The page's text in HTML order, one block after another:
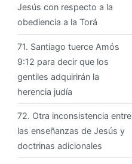
Jesús con respecto a la
obediencia a la Torá
71. Santiago tuerce Amós
9:12 para decir que los
gentiles adquirirán la
herencia judía
72. Otra inconsistencia entre
las enseñanzas de Jesús y
doctrinas adicionales